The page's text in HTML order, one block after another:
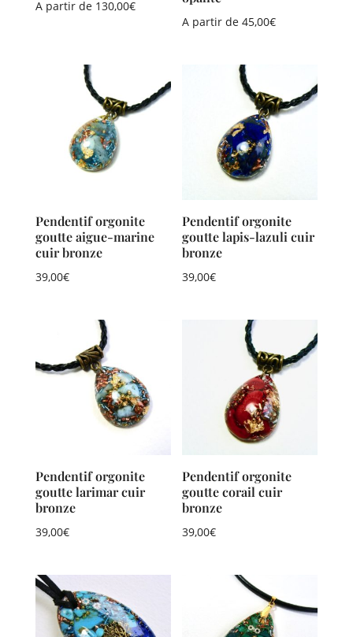
A partir de 130,00€
A partir de45,00€
Pendentif orgonite
goutte aigue-marine
cuir bronze
39,00€
Pendentif orgonite
goutte lapis-lazuli cuir
bronze
39,00€
Pendentif orgonite
goutte larimar cuir
bronze
39,00€
Pendentif orgonite
goutte corail cuir
bronze
39,00€